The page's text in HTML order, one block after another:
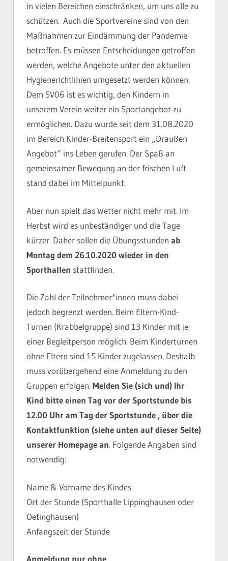
in vielen Bereichen einschränken, um uns alle zu
schützen. Auch die Sportvereine sind von den
Maßnahmen zur Eindämmung der Pandemie
betroffen. Es müssen Entscheidungen getroffen
werden, welche Angebote unter den aktuellen
Hygienerichtlinien umgesetzt werden können.
Dem SV06 ist es wichtig, den Kindern in
unserem Verein weiter ein Sportangebot zu
ermöglichen. Dazu wurde seit dem 31.08.2020
im Bereich Kinder-Breitensport ein „Draußen
Angebot“ ins Leben gerufen. Der Spaß an
gemeinsamer Bewegung an der frischen Luft
stand dabei im Mittelpunkt.
Aber nun spielt das Wetter nicht mehr mit. Im
Herbst wird es unbeständiger und die Tage
kürzer. Daher sollen die Übungsstunden ab
Montag dem 26.10.2020 wieder in den
Sporthallen stattfinden.
Die Zahl der Teilnehmer*innen muss dabei
jedoch begrenzt werden. Beim Eltern-Kind-
Turnen (Krabbelgruppe) sind 13 Kinder mit je
einer Begleitperson möglich. Beim Kinderturnen
ohne Eltern sind 15 Kinder zugelassen. Deshalb
muss vorübergehend eine Anmeldung zu den
Gruppen erfolgen.Melden Sie (sich und) Ihr
Kind bitte einen Tag vor der Sportstunde bis
12.00 Uhr am Tag der Sportstunde , über die
Kontaktfunktion (siehe unten auf dieser Seite)
unserer Homepage an. Folgende Angaben sind
notwendig:
Name & Vorname des Kindes
Ort der Stunde (Sporthalle Lippinghausen oder
Oetinghausen)
Anfangszeit der Stunde
Anmeldung nur ohne